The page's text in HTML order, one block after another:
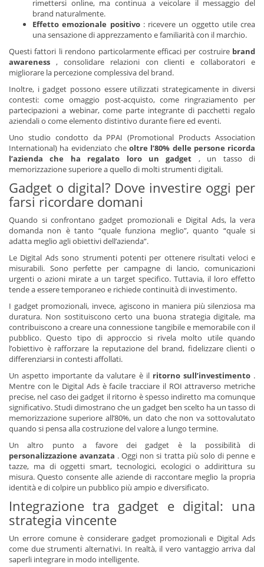
rimettersi online, ma continua a veicolare il messaggio del
brand naturalmente.
Effetto emozionale positivo : ricevere un oggetto utile crea
una sensazione di apprezzamento e familiarità con il marchio.
Questi fattori li rendono particolarmente efficaci per costruire brand
awareness , consolidare relazioni con clienti e collaboratori e
migliorare la percezione complessiva del brand.
Inoltre, i gadget possono essere utilizzati strategicamente in diversi
contesti: come omaggio post-acquisto, come ringraziamento per
partecipazioni a webinar, come parte integrante di pacchetti regalo
aziendali o come elemento distintivo durante fiere ed eventi.
Uno studio condotto da PPAI (Promotional Products Association
International) ha evidenziato che oltre l’80% delle persone ricorda
l’azienda che ha regalato loro un gadget , un tasso di
memorizzazione superiore a quello di molti strumenti digitali.
Gadget o digital? Dove investire oggi per
farsi ricordare domani
Quando si confrontano gadget promozionali e Digital Ads, la vera
domanda non è tanto “quale funziona meglio”, quanto “quale si
adatta meglio agli obiettivi dell’azienda”.
Le Digital Ads sono strumenti potenti per ottenere risultati veloci e
misurabili. Sono perfette per campagne di lancio, comunicazioni
urgenti o azioni mirate a un target specifico. Tuttavia, il loro effetto
tende a essere temporaneo e richiede continuità di investimento.
I gadget promozionali, invece, agiscono in maniera più silenziosa ma
duratura. Non sostituiscono certo una buona strategia digitale, ma
contribuiscono a creare una connessione tangibile e memorabile con il
pubblico. Questo tipo di approccio si rivela molto utile quando
l’obiettivo è rafforzare la reputazione del brand, fidelizzare clienti o
differenziarsi in contesti affollati.
Un aspetto importante da valutare è il ritorno sull’investimento .
Mentre con le Digital Ads è facile tracciare il ROI attraverso metriche
precise, nel caso dei gadget il ritorno è spesso indiretto ma comunque
significativo. Studi dimostrano che un gadget ben scelto ha un tasso di
memorizzazione superiore all’80%, un dato che non va sottovalutato
quando si pensa alla costruzione del valore a lungo termine.
Un altro punto a favore dei gadget è la possibilità di
personalizzazione avanzata . Oggi non si tratta più solo di penne e
tazze, ma di oggetti smart, tecnologici, ecologici o addirittura su
misura. Questo consente alle aziende di raccontare meglio la propria
identità e di colpire un pubblico più ampio e diversificato.
Integrazione tra gadget e digital: una
strategia vincente
Un errore comune è considerare gadget promozionali e Digital Ads
come due strumenti alternativi. In realtà, il vero vantaggio arriva dal
saperli integrare in modo intelligente.